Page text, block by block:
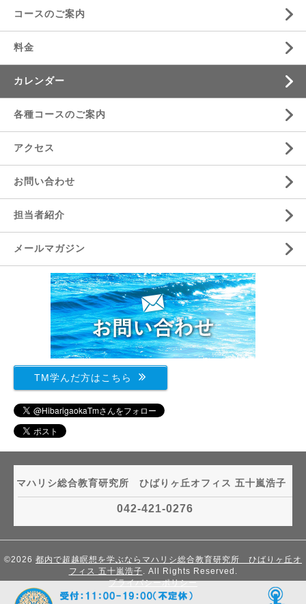
コースのご案内
料金
カレンダー
各種コースのご案内
アクセス
お問い合わせ
担当者紹介
メールマガジン
TM学んだ方はこちら
マハリシ総合教育研究所 ひばりヶ丘オフィス 五十嵐浩子
042-421-0276
©2026 都内で超越瞑想を学ぶならマハリシ総合教育研究所 ひばりヶ丘オ
フィス 五十嵐浩子. All Rights Reserved.
プライバシーポリシー